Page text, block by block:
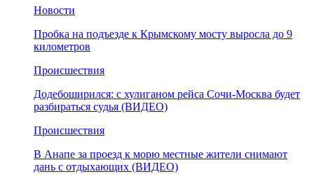
Новости
Пробка на подъезде к Крымскому мосту выросла до 9
километров
Происшествия
Додебоширился: с хулиганом рейса Сочи-Москва будет
разбираться судья (ВИДЕО)
Происшествия
В Анапе за проезд к морю местные жители снимают
дань с отдыхающих (ВИДЕО)